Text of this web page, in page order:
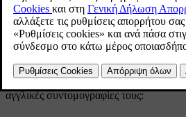
Εσωτερικός καθρέπτης με πυξίδα.
αγγλικές συντομογραφίες τους: